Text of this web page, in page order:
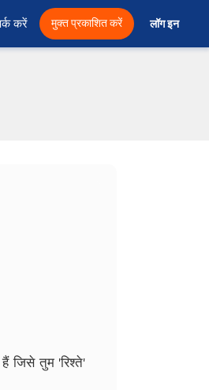
करें मुक्त प्रकाशित करें लॉग इन
जिसे तुम 'रिश्ते'